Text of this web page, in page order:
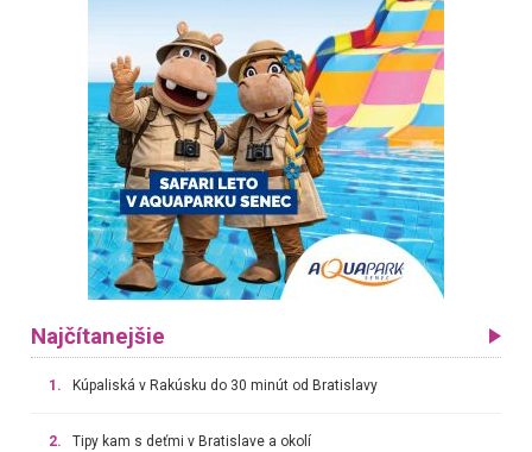
Najčítanejšie
1. Kúpaliská v Rakúsku do 30 minút od Bratislavy
2. Tipy kam s deťmi v Bratislave a okolí